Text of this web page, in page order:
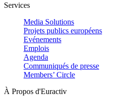
Services
Media Solutions
Projets publics européens
Evénements
Emplois
Agenda
Communiqués de presse
Members’ Circle
À Propos d'Euractiv